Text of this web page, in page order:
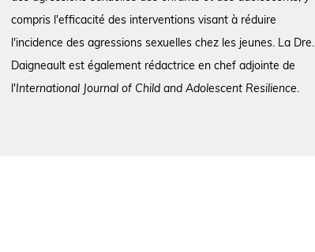
compris l'efficacité des interventions visant à réduire
l'incidence des agressions sexuelles chez les jeunes. La Dre.
Daigneault est également rédactrice en chef adjointe de
l'International Journal of Child and Adolescent Resilience.